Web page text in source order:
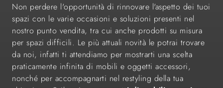
Non perdere l'opportunità di rinnovare l'aspetto dei tuoi
spazi con le varie occasioni e soluzioni presenti nel
nostro punto vendita, tra cui anche prodotti su misura
per spazi difficili. Le più attuali novità le potrai trovare
da noi, infatti ti attendiamo per mostrarti una scelta
praticamente infinita di mobili e oggetti accessori,
nonché per accompagnarti nel restyling della tua